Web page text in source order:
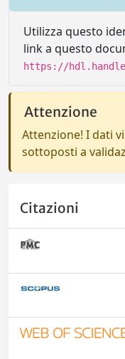
Utilizza questo
link a questo
https://
Attenzione
Attenzione! I dati
sottoposti a
Citazioni